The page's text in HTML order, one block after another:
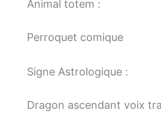
Animal totem :
Perroquet comique
Signe Astrologique :
Dragon ascendant voix